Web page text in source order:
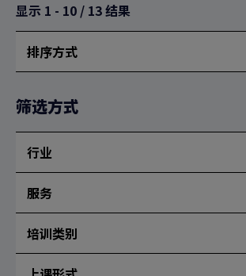
显示 1 - 10 / 13结果
排序方式
按
新
排
序
筛选方式
行业
行
服务
服
培训类别
培